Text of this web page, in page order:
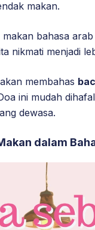
makan.
makan bahasa
nikmati menjadi
membahas
ini mudah
dewasa.
dalam